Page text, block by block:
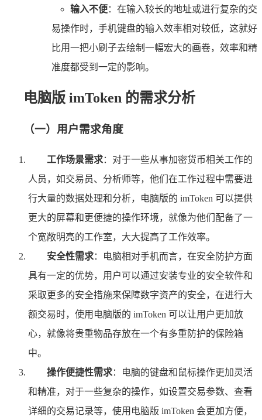
输入不便：在输入较长的地址或进行复杂的交
易操作时，手机键盘的输入效率相对较低，这就好
比用一把小刷子去绘制一幅宏大的画卷，效率和精
准度都受到一定的影响。
电脑版 imToken 的需求分析
（一）用户需求角度
工作场景需求：对于一些从事加密货币相关工作的
人员，如交易员、分析师等，他们在工作过程中需要进
行大量的数据处理和分析，电脑版的 imToken 可以提供
更大的屏幕和更便捷的操作环境，就像为他们配备了一
个宽敞明亮的工作室，大大提高了工作效率。
安全性需求：电脑相对手机而言，在安全防护方面
具有一定的优势，用户可以通过安装专业的安全软件和
采取更多的安全措施来保障数字资产的安全，在进行大
额交易时，使用电脑版的 imToken 可以让用户更加放
心，就像将贵重物品存放在一个有多重防护的保险箱
中。
操作便捷性需求：电脑的键盘和鼠标操作更加灵活
和精准，对于一些复杂的操作，如设置交易参数、查看
详细的交易记录等，使用电脑版 imToken 会更加方便，